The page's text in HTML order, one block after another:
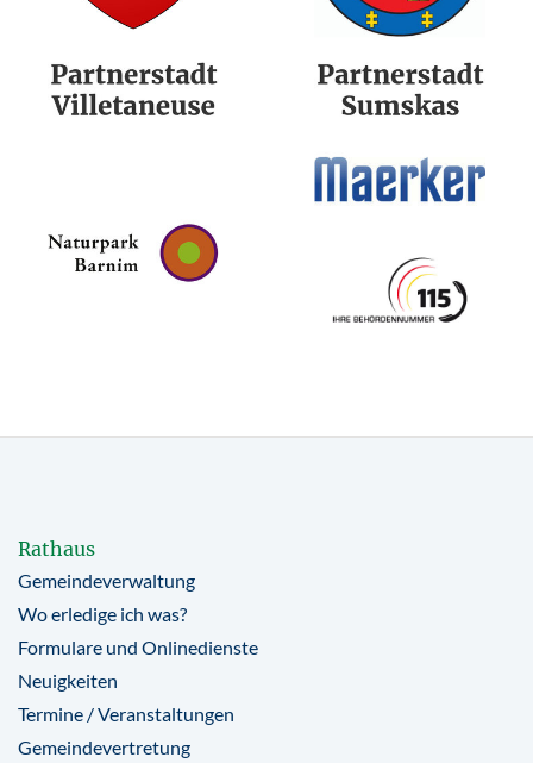
Rathaus
Gemeindeverwaltung
Wo erledige ich was?
Formulare und Onlinedienste
Neuigkeiten
Termine / Veranstaltungen
Gemeindevertretung